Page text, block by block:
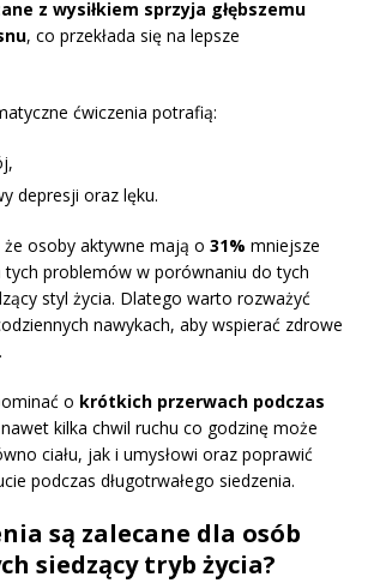
z wysiłkiem sprzyja głębszemu
, co przekłada się na lepsze
ćwiczenia potrafią:
depresji oraz lęku.
osoby aktywne mają o 31% mniejsze
tych problemów w porównaniu do tych
styl życia. Dlatego warto rozważyć
nawykach, aby wspierać zdrowe
o krótkich przerwach podczas
kilka chwil ruchu co godzinę może
ciału, jak i umysłowi oraz poprawić
podczas długotrwałego siedzenia.
są zalecane dla osób
siedzący tryb życia?